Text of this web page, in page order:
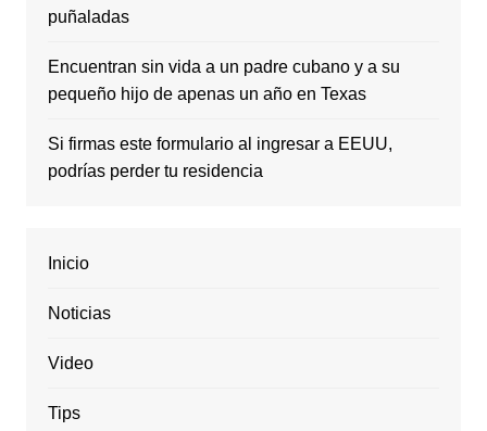
puñaladas
Encuentran sin vida a un padre cubano y a su
pequeño hijo de apenas un año en Texas
Si firmas este formulario al ingresar a EEUU,
podrías perder tu residencia
Inicio
Noticias
Video
Tips